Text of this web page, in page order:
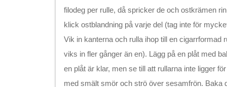
filodeg per rulle, då spricker de och ostkrämen
klick ostblandning på varje del (tag inte för
Vik in kanterna och rulla ihop till en cigarrformad
viks in fler gånger än en). Lägg på en plåt med
en plåt är klar, men se till att rullarna inte ligger
med smält smör och strö över sesamfrön. Baka